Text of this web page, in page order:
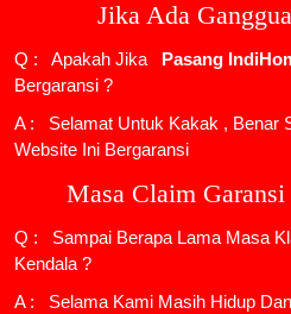
Jika Ada
Q : Apakah Jika Pasang
Bergaransi ?
A : Selamat Untuk Kakak , Benar
Website Ini Bergaransi
Masa Claim
Q : Sampai Berapa Lama Masa
Kendala ?
A : Selama Kami Masih Hidup